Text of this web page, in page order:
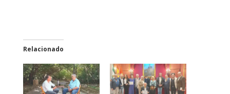
Relacionado